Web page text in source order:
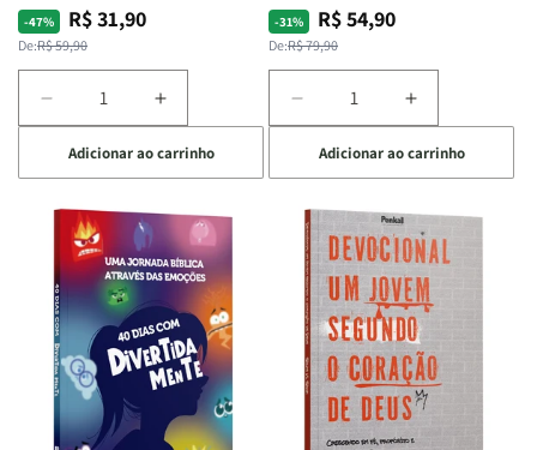
-47%
Preço
normal
De:R$ 59,90
Preço
promocional
R$ 31,90
Diminuir
a
quantidade
de
Devocional
Quarto
de
Guerra
Isabelle
S.
Alves
Aumentar
a
quantidade
de
Devocional
Quarto
de
Guerra
|
Isabelle
S.
Alves
Adicionar ao carrinho
-31%
Preço
normal
De:R$ 79,90
Preço
promocional
R$ 54,90
Diminuir
a
quantidade
de
Devocional
Café
com
Mulheres
da
Bíblia
Equipe
Teológica
Penkal
Aumentar
a
quantidade
de
Devocional
Café
com
Mulheres
da
Bíblia
|
Equipe
Teológica
Penkal
Adicionar ao carrinho